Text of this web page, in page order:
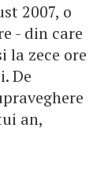
2007, o
- din care
la zece ore
De
an,